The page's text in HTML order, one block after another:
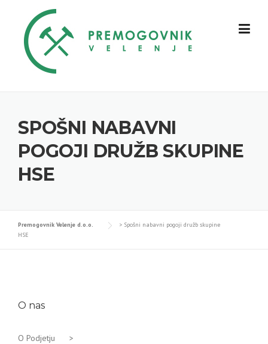
content
SPOŠNI NABAVNI
POGOJI DRUŽB SKUPINE
HSE
Premogovnik Velenje d.o.o. > Spošni nabavni pogoji družb skupine
HSE
O nas
O Podjetju >